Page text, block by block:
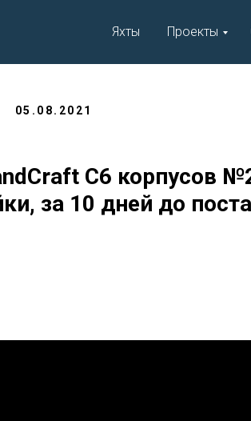
Яхты Проекты
05.08.2021
C6 корпусов
за 10 дней до